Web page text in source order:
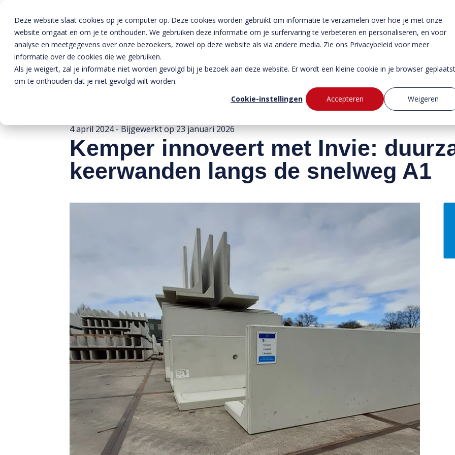
Deze website slaat cookies op je computer op. Deze cookies worden gebruikt om informatie te verzamelen over hoe je met onze
website omgaat en om je te onthouden. We gebruiken deze informatie om je surfervaring te verbeteren en personaliseren, en voor
analyse en meetgegevens over onze bezoekers, zowel op deze website als via andere media. Zie ons Privacybeleid voor meer
informatie over de cookies die we gebruiken.
Als je weigert, zal je informatie niet worden gevolgd bij je bezoek aan deze website. Er wordt een kleine cookie in je browser geplaatst
om te onthouden dat je niet gevolgd wilt worden.
Cookie-instellingen
Accepteren Weigeren
Producten
Home » Nieuws » Kemper innoveert met Invie: duurzame keerwanden langs de snelweg A1
4 april 2024- Bijgewerkt op23 januari 2026
Kemper innoveert met Invie:
keerwanden langs de snelweg A1